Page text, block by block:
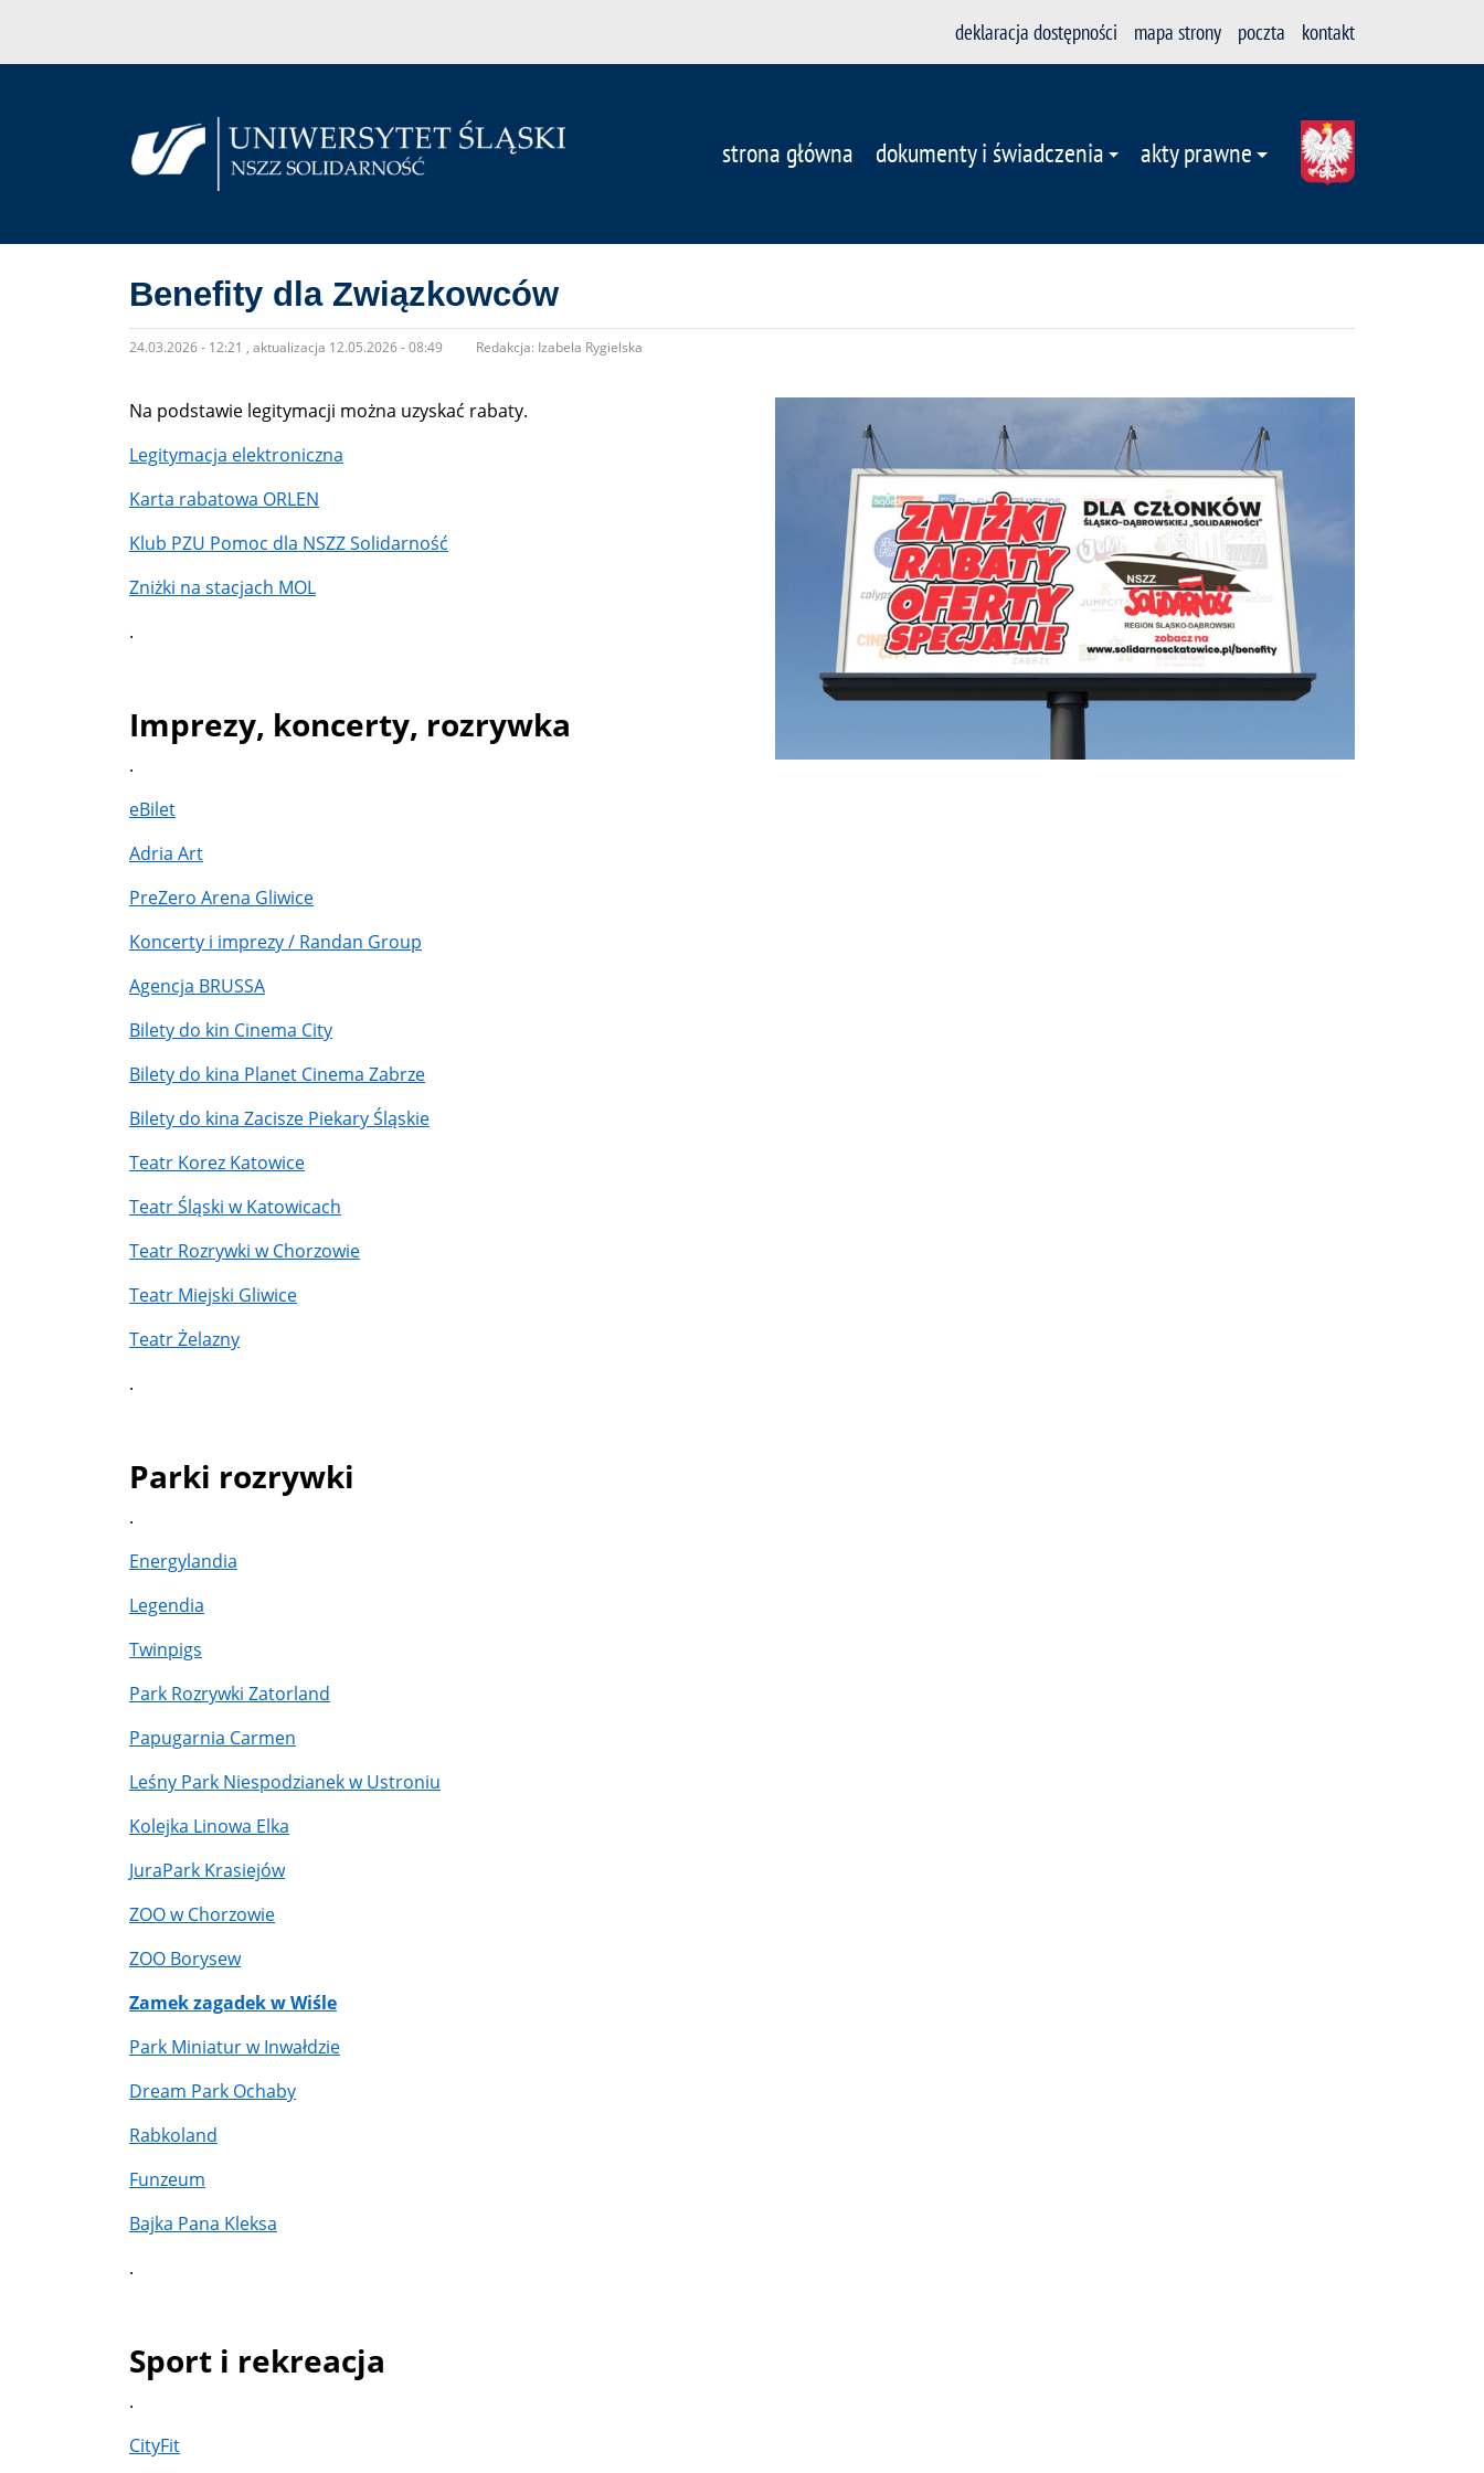
deklaracja dostępności mapa strony poczta kontakt
Main Navigation strona główna dokumenty i świadczenia akty prawne
Benefity dla Związkowców
24.03.2026 - 12:21 , aktualizacja 12.05.2026 - 08:49 Redakcja: Izabela Rygielska
Na podstawie legitymacji można uzyskać rabaty.
Legitymacja elektroniczna
Karta rabatowa ORLEN
Klub PZU Pomoc dla NSZZ Solidarność
Zniżki na stacjach MOL
.
Imprezy, koncerty, rozrywka
.
eBilet
Adria Art
PreZero Arena Gliwice
Koncerty i imprezy / Randan Group
Agencja BRUSSA
Bilety do kin Cinema City
Bilety do kina Planet Cinema Zabrze
Bilety do kina Zacisze Piekary Śląskie
Teatr Korez Katowice
Teatr Śląski w Katowicach
Teatr Rozrywki w Chorzowie
Teatr Miejski Gliwice
Teatr Żelazny
.
Parki rozrywki
.
Energylandia
Legendia
Twinpigs
Park Rozrywki Zatorland
Papugarnia Carmen
Leśny Park Niespodzianek w Ustroniu
Kolejka Linowa Elka
JuraPark Krasiejów
ZOO w Chorzowie
ZOO Borysew
Zamek zagadek w Wiśle
Park Miniatur w Inwałdzie
Dream Park Ochaby
Rabkoland
Funzeum
Bajka Pana Kleksa
.
Sport i rekreacja
.
CityFit